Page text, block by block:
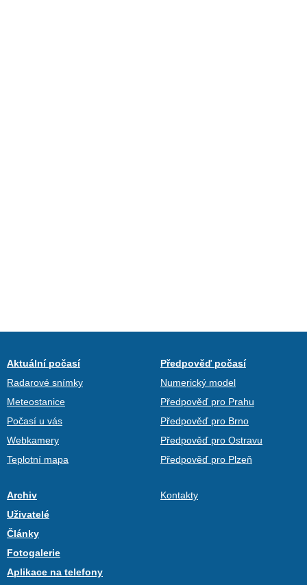
Aktuální počasí
Radarové snímky
Meteostanice
Počasí u vás
Webkamery
Teplotní mapa
Předpověď počasí
Numerický model
Předpověď pro Prahu
Předpověď pro Brno
Předpověď pro Ostravu
Předpověď pro Plzeň
Archiv
Uživatelé
Články
Fotogalerie
Aplikace na telefony
Kontakty